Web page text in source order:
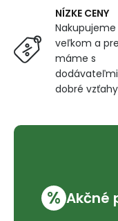
NÍZKE CENY
Nakupujeme
veľkom a
máme s
dodávateľmi
dobré vzťahy
% Akčné